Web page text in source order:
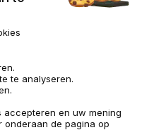
Beheer van cookies